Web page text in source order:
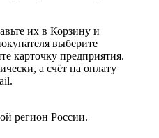
их в Корзину и
выберите
карточку предприятия.
а счёт на оплату
регион России.